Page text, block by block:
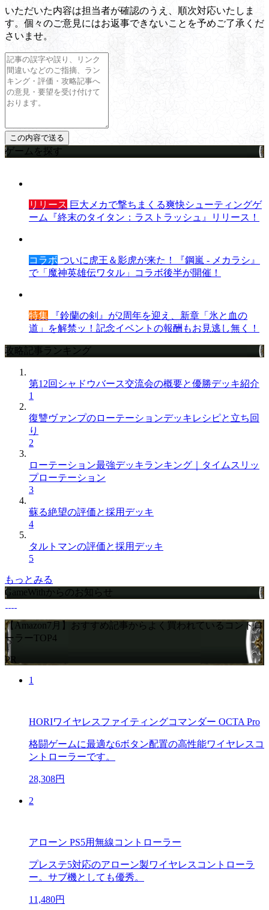
いただいた内容は担当者が確認のうえ、順次対応いたしま
す。個々のご意見にはお返事できないことを予めご了承くだ
さいませ。
ゲームを探す
リリース 巨大メカで撃ちまくる爽快シューティングゲ
ーム『終末のタイタン：ラストラッシュ』リリース！
コラボ ついに虎王＆影虎が来た！『鋼嵐 - メカラシ』
で「魔神英雄伝ワタル」コラボ後半が開催！
特集 『鈴蘭の剣』が2周年を迎え、新章「氷と血の
道」を解禁ッ！記念イベントの報酬もお見逃し無く！
攻略記事ランキング
第12回シャドウバース交流会の概要と優勝デッキ紹介
1
復讐ヴァンプのローテーションデッキレシピと立ち回
り
2
ローテーション最強デッキランキング｜タイムスリッ
プローテーション
3
蘇る絶望の評価と採用デッキ
4
タルトマンの評価と採用デッキ
5
もっとみる
GameWithからのお知らせ
【Amazon7月】おすすめ記事からよく買われているコントロ
ーラーTOP4
PR
1
HORIワイヤレスファイティングコマンダー OCTA Pro
格闘ゲームに最適な6ボタン配置の高性能ワイヤレスコ
ントローラーです。
28,308円
2
アローン PS5用無線コントローラー
プレステ5対応のアローン製ワイヤレスコントローラ
ー。サブ機としても優秀。
11,480円